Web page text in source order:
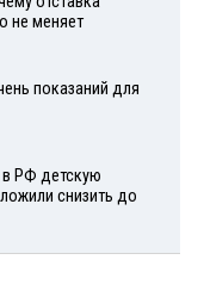
не меняет
показаний для
РФ детскую
снизить до